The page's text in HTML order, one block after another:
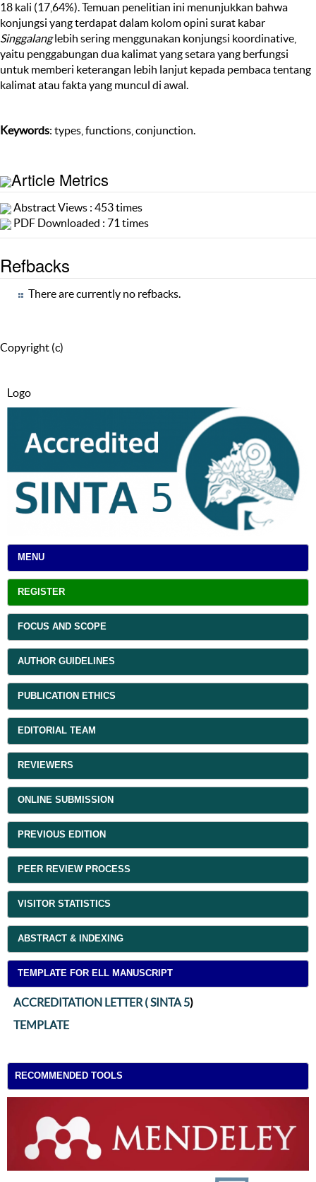
18 kali (17,64%). Temuan penelitian ini menunjukkan bahwa
konjungsi yang terdapat dalam kolom opini surat kabar
Singgalanglebih sering menggunakan konjungsi koordinative,
yaitu penggabungan dua kalimat yang setara yang berfungsi
untuk memberi keterangan lebih lanjut kepada pembaca tentang
kalimat atau fakta yang muncul di awal.
Keywords: types, functions, conjunction.
Article Metrics
Abstract Views : 453 times
PDF Downloaded : 71 times
Refbacks
There are currently no refbacks.
Copyright (c)
Logo
MENU
REGISTER
FOCUS AND SCOPE
AUTHOR GUIDELINES
PUBLICATION ETHICS
EDITORIAL TEAM
REVIEWERS
ONLINE SUBMISSION
PREVIOUS EDITION
PEER REVIEW PROCESS
VISITOR STATISTICS
ABSTRACT & INDEXING
TEMPLATE FOR ELL MANUSCRIPT
ACCREDITATION LETTER ( SINTA 5)
TEMPLATE
RECOMMENDED TOOLS